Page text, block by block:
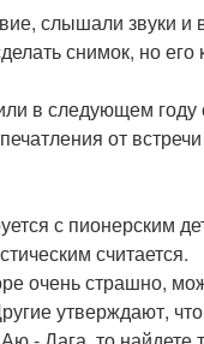
слышали звуки
снимок, но его
в следующем году
от
с пионерским
считается.
очень страшно,
утверждают,